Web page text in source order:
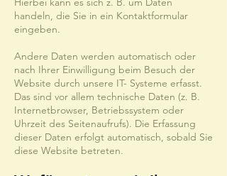
handeln, die Sie in ein Kontaktformular
eingeben.
Andere Daten werden automatisch oder
nach Ihrer Einwilligung beim Besuch der
Website durch unsere IT- Systeme erfasst.
Das sind vor allem technische Daten (z. B.
Internetbrowser, Betriebssystem oder
Uhrzeit des Seitenaufrufs). Die Erfassung
dieser Daten erfolgt automatisch, sobald Sie
diese Website betreten.